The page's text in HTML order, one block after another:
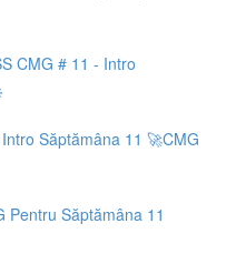
CMG # 11 - Intro
Săptămâna 11 🚀CMG
Pentru Săptămâna 11